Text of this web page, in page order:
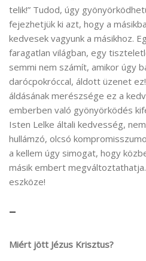
telik!” Tudod, úgy
fejezhetjük ki azt, hogy a
kedvesek vagyunk a másikhoz.
faragatlan világban, egy
semmi nem számít, amikor úgy
darócpokróccal, áldott üzenet
áldásának merészsége ez a
emberben való gyönyörködés
Isten Lelke általi kedvesség,
hullámzó, olcsó
a kellem úgy simogat, hogy
másik embert
eszköze!
–
Miért jött Jézus Krisztus?